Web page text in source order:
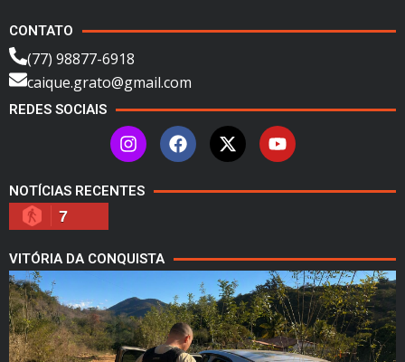
CONTATO
(77) 98877-6918
caique.grato@gmail.com
REDES SOCIAIS
NOTÍCIAS RECENTES
7
VITÓRIA DA CONQUISTA